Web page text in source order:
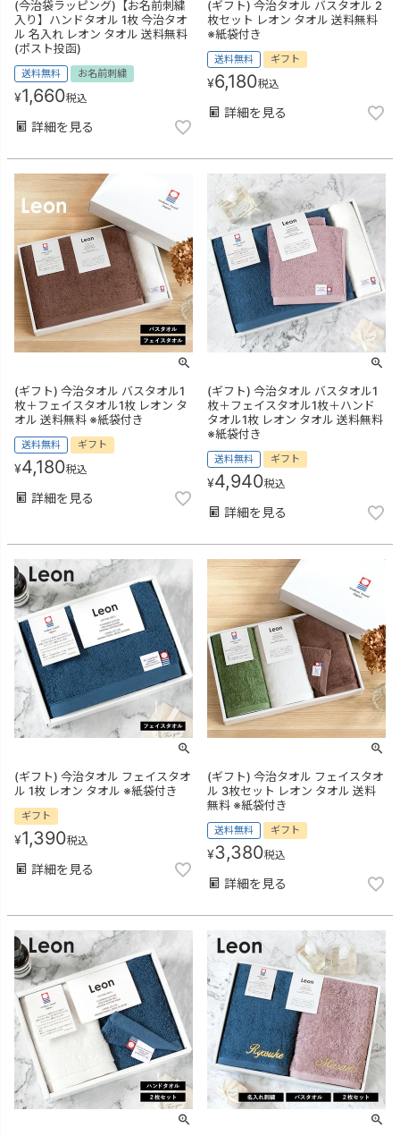
(今治袋ラッピング)【お名前刺繍
入り】ハンドタオル 1枚 今治タオ
ル 名入れ レオン タオル 送料無料
(ポスト投函)
送料無料 お名前刺繍
¥1,660税込
詳細を見る
(ギフト) 今治タオル バスタオル 2
枚セット レオン タオル 送料無料
※紙袋付き
送料無料 ギフト
¥6,180税込
詳細を見る
(ギフト) 今治タオル バスタオル1
枚＋フェイスタオル1枚 レオン タ
オル 送料無料 ※紙袋付き
送料無料 ギフト
¥4,180税込
詳細を見る
(ギフト) 今治タオル バスタオル1
枚＋フェイスタオル1枚＋ハンド
タオル1枚 レオン タオル 送料無料
※紙袋付き
送料無料 ギフト
¥4,940税込
詳細を見る
(ギフト) 今治タオル フェイスタオ
ル 1枚 レオン タオル ※紙袋付き
ギフト
¥1,390税込
詳細を見る
(ギフト) 今治タオル フェイスタオ
ル 3枚セット レオン タオル 送料
無料 ※紙袋付き
送料無料 ギフト
¥3,380税込
詳細を見る